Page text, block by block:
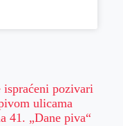
ispraćeni pozivari
ulicama
41. „Dane piva“